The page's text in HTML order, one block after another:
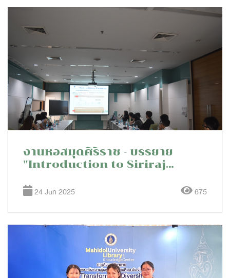
งานหอสมุดศิริราช - บรรยาย
"Introduction to Siriraj
Resources" ในกิจกรรม
SIRIRAJ International Fellows
and Residents: Academic
24 Jun 2025 675